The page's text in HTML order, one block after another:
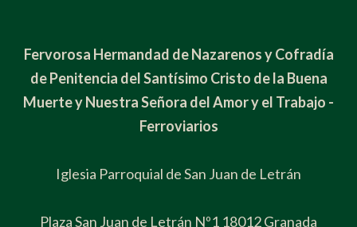
Fervorosa Hermandad de Nazarenos y Cofradía
de Penitencia del Santísimo Cristo de la Buena
Muerte y Nuestra Señora del Amor y el Trabajo -
Ferroviarios
Iglesia Parroquial de San Juan de Letrán
Plaza San Juan de Letrán Nº1 18012 Granada